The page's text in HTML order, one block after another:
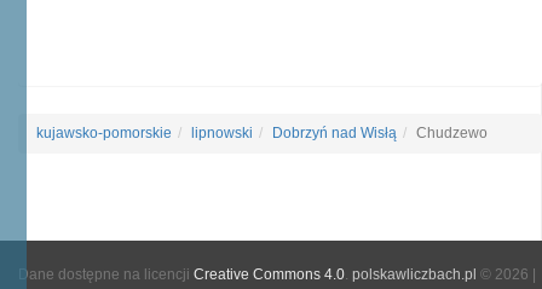
kujawsko-pomorskie lipnowski Dobrzyń nad Wisłą Chudzewo
Dane dostępne na licencji Creative Commons 4.0. polskawliczbach.pl © 2026 |